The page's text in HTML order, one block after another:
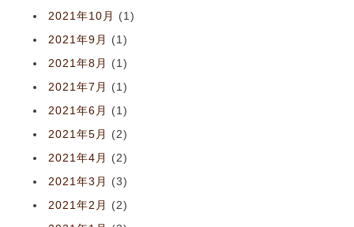
2021年10月
(1)
2021年9月
(1)
2021年8月
(1)
2021年7月
(1)
2021年6月
(1)
2021年5月
(2)
2021年4月
(2)
2021年3月
(3)
2021年2月
(2)